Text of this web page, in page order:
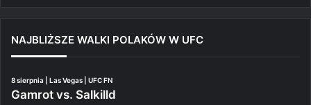
NAJBLIŻSZE WALKI POLAKÓW W UFC
8 sierpnia | Las Vegas | UFC FN
Gamrot vs. Salkilld